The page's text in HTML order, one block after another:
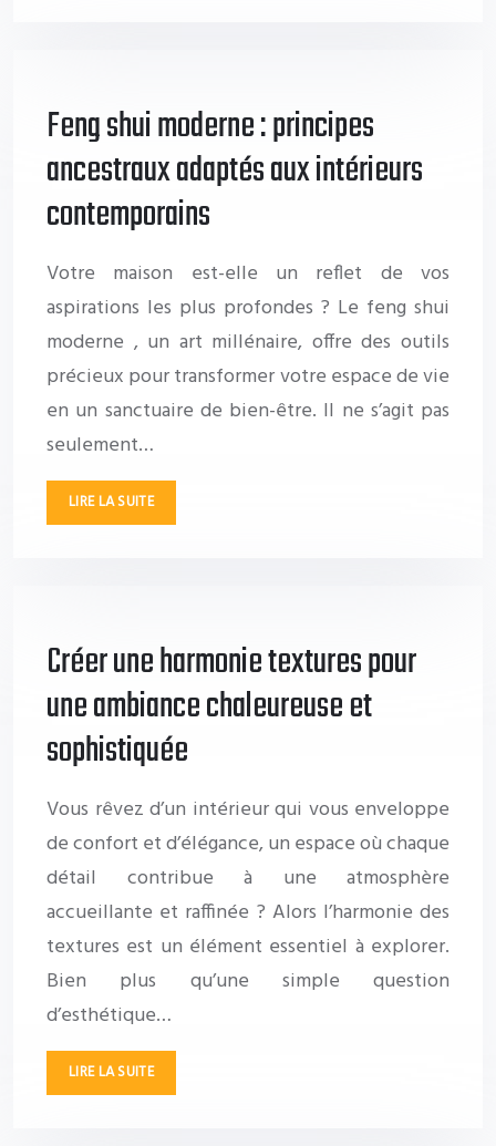
Feng shui moderne : principes
ancestraux adaptés aux intérieurs
contemporains
Votre maison est-elle un reflet de vos
aspirations les plus profondes ? Le feng shui
moderne , un art millénaire, offre des outils
précieux pour transformer votre espace de vie
en un sanctuaire de bien-être. Il ne s’agit pas
seulement…
LIRE LA SUITE
Créer une harmonie textures pour
une ambiance chaleureuse et
sophistiquée
Vous rêvez d’un intérieur qui vous enveloppe
de confort et d’élégance, un espace où chaque
détail contribue à une atmosphère
accueillante et raffinée ? Alors l’harmonie des
textures est un élément essentiel à explorer.
Bien plus qu’une simple question
d’esthétique…
LIRE LA SUITE